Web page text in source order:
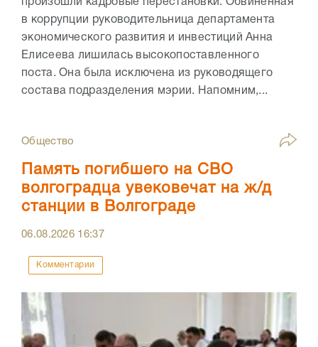
произошли кадровые перестановки. Обвинённая
в коррупции руководительница департамента
экономического развития и инвестиций Анна
Елисеева лишилась высокопоставленного
поста. Она была исключена из руководящего
состава подразделения мэрии. Напомним,...
Общество
Память погибшего на СВО
волгоградца увековечат на ж/д
станции в Волгограде
06.08.2026 16:37
Комментарии